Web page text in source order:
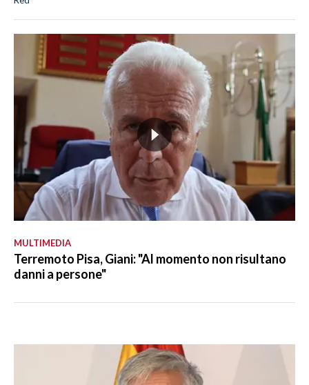
MULTIMEDIA
Terremoto Pisa, Giani: "Al momento non risultano
danni a persone"